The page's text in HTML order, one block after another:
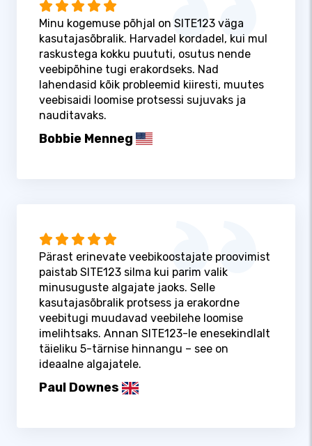
Minu kogemuse põhjal on SITE123 väga
kasutajasõbralik. Harvadel kordadel, kui mul
raskustega kokku puututi, osutus nende
veebipõhine tugi erakordseks. Nad
lahendasid kõik probleemid kiiresti, muutes
veebisaidi loomise protsessi sujuvaks ja
nauditavaks.
Bobbie Menneg
Pärast erinevate veebikoostajate proovimist
paistab SITE123 silma kui parim valik
minusuguste algajate jaoks. Selle
kasutajasõbralik protsess ja erakordne
veebitugi muudavad veebilehe loomise
imelihtsaks. Annan SITE123-le enesekindlalt
täieliku 5-tärnise hinnangu – see on
ideaalne algajatele.
Paul Downes